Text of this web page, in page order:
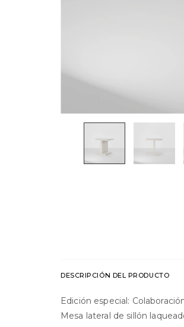
DESCRIPCIÓN DEL PRODUCTO
Edición especial:
Mesa lateral de sillón